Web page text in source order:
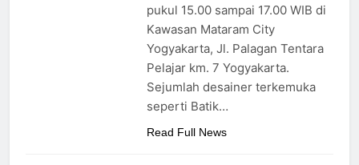
pukul 15.00 sampai 17.00 WIB di
Kawasan Mataram City
Yogyakarta, Jl. Palagan Tentara
Pelajar km. 7 Yogyakarta.
Sejumlah desainer terkemuka
seperti Batik…
Read Full News